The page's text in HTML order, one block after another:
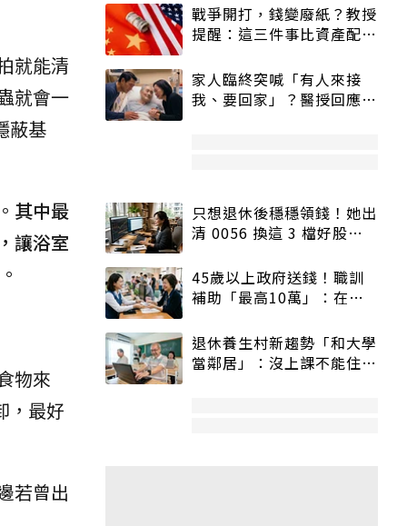
就能清
就會一
蔽基
其中最
讓浴室
物來
，最好
若曾出
戰爭開打，錢變廢紙？教授
提醒：這三件事比資產配置
家人臨終突喊「有人來接
我、要回家」？醫授回應方
只想退休後穩穩領錢！她出
清 0056 換這 3 檔好股：
45歲以上政府送錢！職訓
補助「最高10萬」：在
退休養生村新趨勢「和大學
當鄰居」：沒上課不能住、